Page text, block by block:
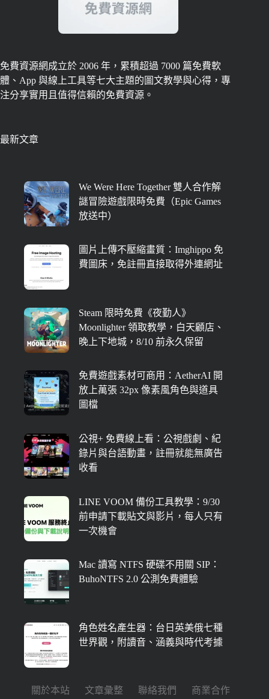
免費資源網成立於 2006 年，累積超過 7000 篇免費軟
體、App 與線上工具等七大主題的圖文教學與心得，專
注分享實用且值得信賴的免費資源。
最新文章
We Were Here Together 雙人合作解
謎冒險遊戲限時免費（Epic Games
放送中）
圖片上傳不壓縮畫質：Imghippo 免
費圖床，免註冊直接取得外連網址
Steam 限時免費《夜勤人》
Moonlighter 領取教學，白天顧店、
晚上下地城，8/10 前永久保留
免費遊戲素材可商用：AetherAI 開
放上萬張 32px 像素風角色與道具
圖檔
公視+ 免費線上看：公視戲劇、紀
錄片與台語動畫，註冊就能無廣告
收看
LINE VOOM 備份工具教學：9/30
前申請下載貼文與影片，每人只有
一次機會
Mac 讀寫 NTFS 硬碟不用關 SIP：
BuhoNTFS 2.0 公測免費體驗
角色姓名產生器：台日英美俄七種
世界觀，附讀音、涵義與時代考據
關於本站 文章彙整 聯絡我們 商業合作